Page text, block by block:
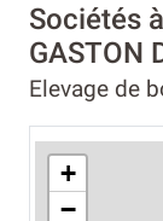
Sociétés
GASTON
Elevage de
+
−